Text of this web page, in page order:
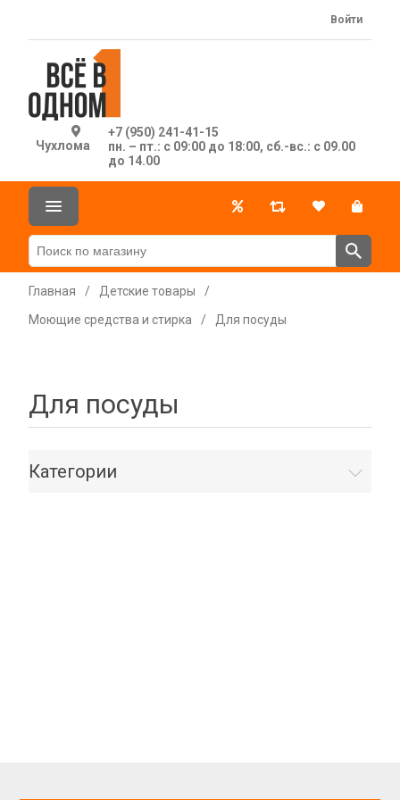
Чухлома
+7 (950) 241-41-15
пн. – пт.: с 09:00 до 18:00, сб.-вс.: с 09.00
до 14.00
Войти
Главная / Детские товары
/
Моющие средства и стирка
/ Для посуды
Для посуды
Категории